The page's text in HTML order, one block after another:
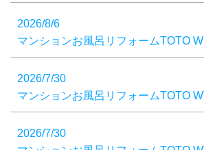
2026/8/6
マンションお風呂リフォームTOTO
2026/7/30
マンションお風呂リフォームTOTO
2026/7/30